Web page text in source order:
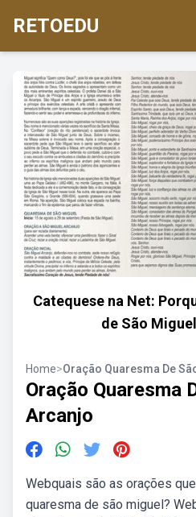
RETOEDU
Catequese na Net:
de São
Home>Oração Quaresma De
Oração Quaresma
Arcanjo
Webquais são as orações
quaresma de são miguel?